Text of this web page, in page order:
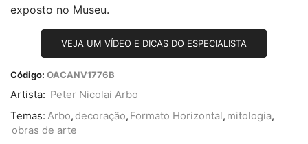
exposto no Museu.
VEJA UM VÍDEO E DICAS DO ESPECIALISTA
Código: OACANV1776B
Artista: Peter Nicolai Arbo
Temas: Arbo, decoração, Formato Horizontal, mitologia,
obras de arte